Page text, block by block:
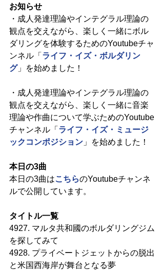
お知らせ
・成人発達理論やインテグラル理論の
観点を交えながら、楽しく一緒にボル
ダリングを体験するためのYoutubeチャ
ンネル「 ライフ・イズ・ボルダリン
グ」を始めました！
・成人発達理論やインテグラル理論の
観点を交えながら、楽しく一緒に音楽
理論や作曲について学ぶためのYoutube
チャンネル「 ライフ・イズ・ミュージ
ックコンポジション 」を始めました！
本日の3曲
本日の3曲はこちらのYoutubeチャンネ
ルで公開しています。
タイトル一覧
4927. マルタ共和國のボルダリングジム
を探してみて
4928. プライベートジェットからの脱出
と米国西海岸が舞台となる夢